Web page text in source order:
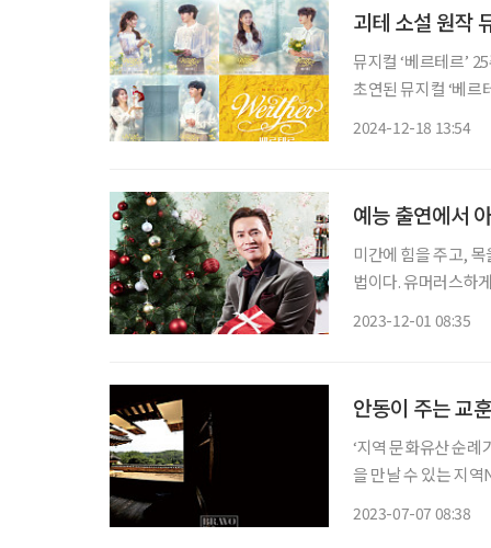
괴테 소설 원작
뮤지컬 ‘베르테르’ 25주년
초연된 뮤지컬 ‘베르
2024-12-18 13:54
예능 출연에서
미간에 힘을 주고,
법이다. 유머러스하
2023-12-01 08:35
안동이 주는 교
‘지역 문화유산 순
을 만날 수 있는 지
2023-07-07 08:38